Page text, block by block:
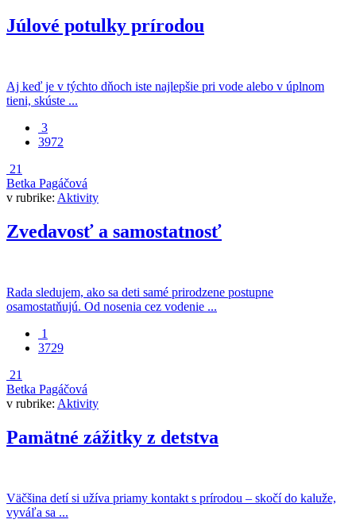
Júlové potulky prírodou
Aj keď je v týchto dňoch iste najlepšie pri vode alebo v úplnom
tieni, skúste ...
3
3972
21
Betka Pagáčová
v rubrike: Aktivity
Zvedavosť a samostatnosť
Rada sledujem, ako sa deti samé prirodzene postupne
osamostatňujú. Od nosenia cez vodenie ...
1
3729
21
Betka Pagáčová
v rubrike: Aktivity
Pamätné zážitky z detstva
Väčšina detí si užíva priamy kontakt s prírodou – skočí do kaluže,
vyváľa sa ...